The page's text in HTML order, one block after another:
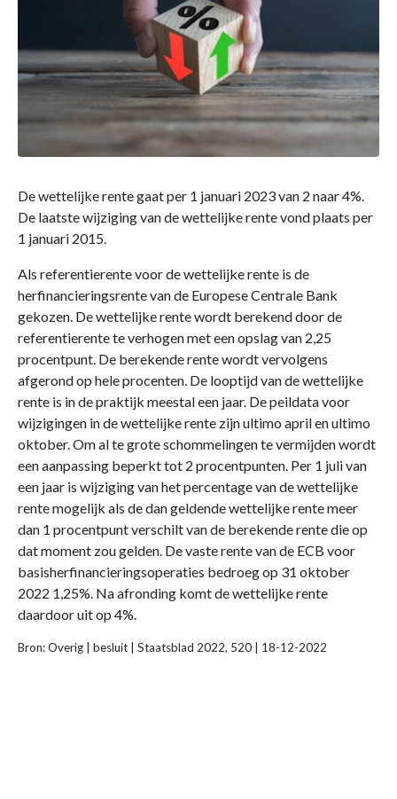
De wettelijke rente gaat per 1 januari 2023 van 2 naar 4%.
De laatste wijziging van de wettelijke rente vond plaats per
1 januari 2015.
Als referentierente voor de wettelijke rente is de
herfinancieringsrente van de Europese Centrale Bank
gekozen. De wettelijke rente wordt berekend door de
referentierente te verhogen met een opslag van 2,25
procentpunt. De berekende rente wordt vervolgens
afgerond op hele procenten. De looptijd van de wettelijke
rente is in de praktijk meestal een jaar. De peildata voor
wijzigingen in de wettelijke rente zijn ultimo april en ultimo
oktober. Om al te grote schommelingen te vermijden wordt
een aanpassing beperkt tot 2 procentpunten. Per 1 juli van
een jaar is wijziging van het percentage van de wettelijke
rente mogelijk als de dan geldende wettelijke rente meer
dan 1 procentpunt verschilt van de berekende rente die op
dat moment zou gelden. De vaste rente van de ECB voor
basisherfinancieringsoperaties bedroeg op 31 oktober
2022 1,25%. Na afronding komt de wettelijke rente
daardoor uit op 4%.
Bron: Overig | besluit | Staatsblad 2022, 520 | 18-12-2022